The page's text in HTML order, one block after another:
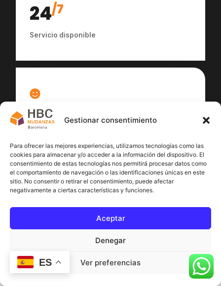
Gestionar consentimiento
Para ofrecer las mejores experiencias, utilizamos tecnologías como las
cookies para almacenar y/o acceder a la información del dispositivo. El
consentimiento de estas tecnologías nos permitirá procesar datos como
el comportamiento de navegación o las identificaciones únicas en este
sitio. No consentir o retirar el consentimiento, puede afectar
negativamente a ciertas características y funciones.
Aceptar
Denegar
Ver preferencias
24/7
Servicio disponible
100
ES